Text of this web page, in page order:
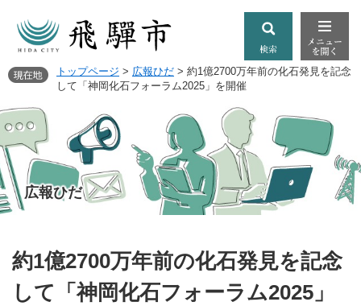
トップページ > 広報ひだ > 約1億2700万年前の化石発見を記念
して「神岡化石フォーラム2025」を開催
広報ひだ
約1億2700万年前の化石発見を記念
して「神岡化石フォーラム2025」